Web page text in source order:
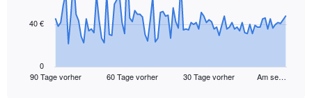
The
90 Tage vorher 60 Tage vorher 30 Tage vorher Am se…
0
40 €
End